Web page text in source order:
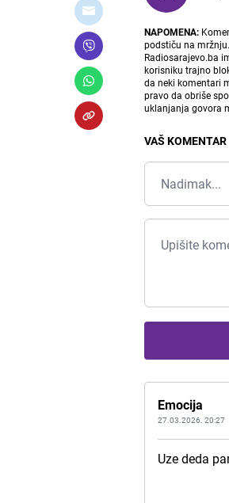
NAPOMENA:
podstiču na
Radiosarajevo.ba
korisniku trajno
da neki komentari
pravo da obriše
uklanjanja govora
VAŠ KOMENTAR
Emocija
27.03.2026. 20:27
Uze deda